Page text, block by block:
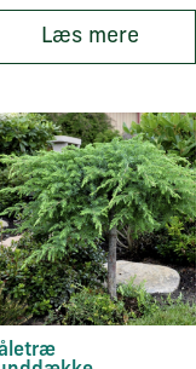
Læs mere